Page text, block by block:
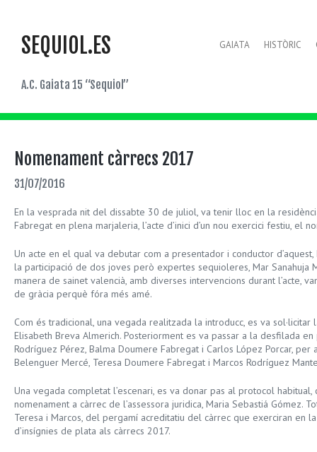
SEQUIOL.ES
A.C. Gaiata 15 “Sequiol”
GAIATA HISTÒRIC
Nomenament càrrecs 2017
31/07/2016
En la vesprada nit del dissabte 30 de juliol, va tenir lloc en la
Fabregat en plena marjaleria, l’acte d’inici d’un nou exercici festiu, el
Un acte en el qual va debutar com a presentador i conductor
la participació de dos joves però expertes sequioleres, Mar Sanahuja
manera de sainet valencià, amb diverses intervencions durant l’acte,
de gràcia perquè fóra més amé.
Com és tradicional, una vegada realitzada la introducc, es va
Elisabeth Breva Almerich. Posteriorment es va passar a la desfilada
Rodríguez Pérez, Balma Doumere Fabregat i Carlos López Porcar, per
Belenguer Mercé, Teresa Doumere Fabregat i Marcos Rodríguez
Una vegada completat l’escenari, es va donar pas al protocol
nomenament a càrrec de l’assessora juridica, Maria Sebastiá Gómez.
Teresa i Marcos, del pergamí acreditatiu del càrrec que exerciran en
d’insígnies de plata als càrrecs 2017.